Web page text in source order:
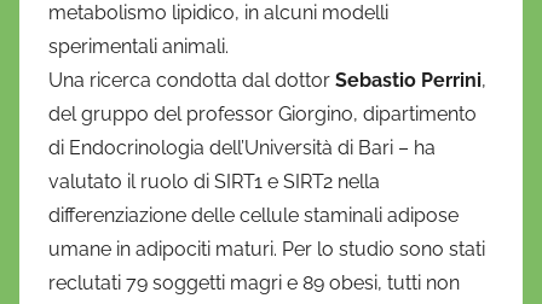
metabolismo lipidico, in alcuni modelli
sperimentali animali.
Una ricerca condotta dal dottor Sebastio Perrini,
del gruppo del professor Giorgino, dipartimento
di Endocrinologia dell’Università di Bari – ha
valutato il ruolo di SIRT1 e SIRT2 nella
differenziazione delle cellule staminali adipose
umane in adipociti maturi. Per lo studio sono stati
reclutati 79 soggetti magri e 89 obesi, tutti non